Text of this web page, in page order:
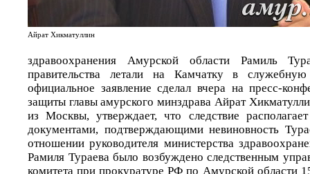
Айрат Хикматуллин
здравоохранения Амурской области Рамиль
правительства летали на Камчатку в
официальное заявление сделал вчера на пресс-
защиты главы амурского минздрава Айрат
из Москвы, утверждает, что следствие
документами, подтверждающими невиновность
отношении руководителя министерства
Рамиля Тураева было возбуждено следственным
комитета при прокуратуре РФ по Амурской области